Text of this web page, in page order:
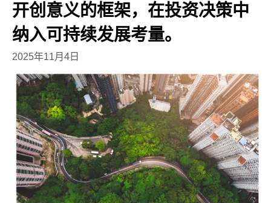
开创意义的框架，在投资决策中
纳入可持续发展考量。
2025年11月4日